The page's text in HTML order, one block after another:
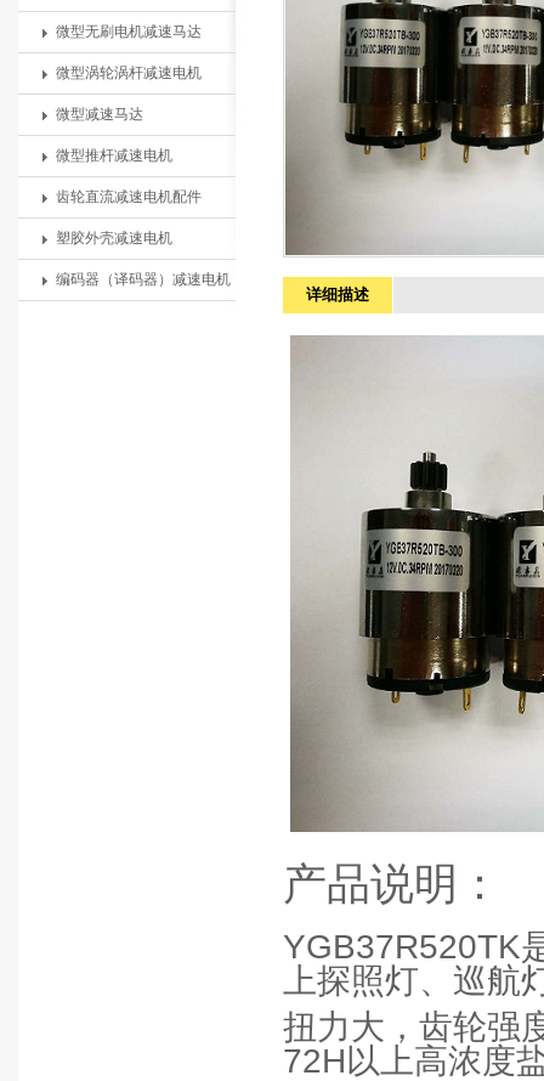
微型无刷电机减速马达
微型涡轮涡杆减速电机
微型减速马达
微型推杆减速电机
齿轮直流减速电机配件
塑胶外壳减速电机
编码器（译码器）减速电机
详细描述
产品说明：
YGB37R520TK
上探照灯、巡航
扭力大，齿轮强
72H以上高浓度